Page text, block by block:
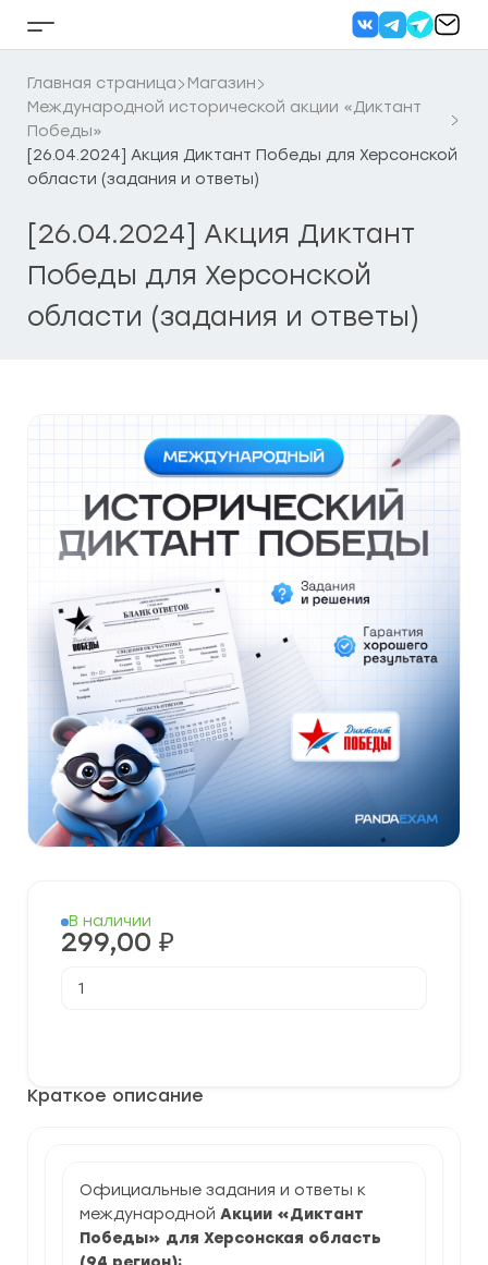
Кнопка
бокового
меню
Главная страница
Магазин
Международной исторической акции «Диктант
Победы»
[26.04.2024] Акция Диктант Победы для Херсонской
области (задания и ответы)
[26.04.2024] Акция Диктант
Победы для Херсонской
области (задания и ответы)
Краткое описание
Официальные задания и ответы к
международной Акции «Диктант
Победы» для Херсонская область
В наличии
299,00 ₽
товара
Херсонской